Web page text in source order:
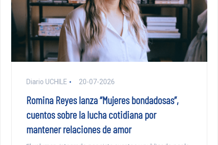
Diario UCHILE 20-07-2026
Romina Reyes lanza “Mujeres bondadosas”,
cuentos sobre la lucha cotidiana por
mantener relaciones de amor